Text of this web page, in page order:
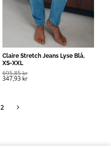
Claire Stretch Jeans Lyse Blå,
XS-XXL
695,85kr
347,93 kr
2